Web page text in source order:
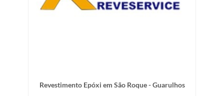
Revestimento Epóxi em São Roque - Guarulhos